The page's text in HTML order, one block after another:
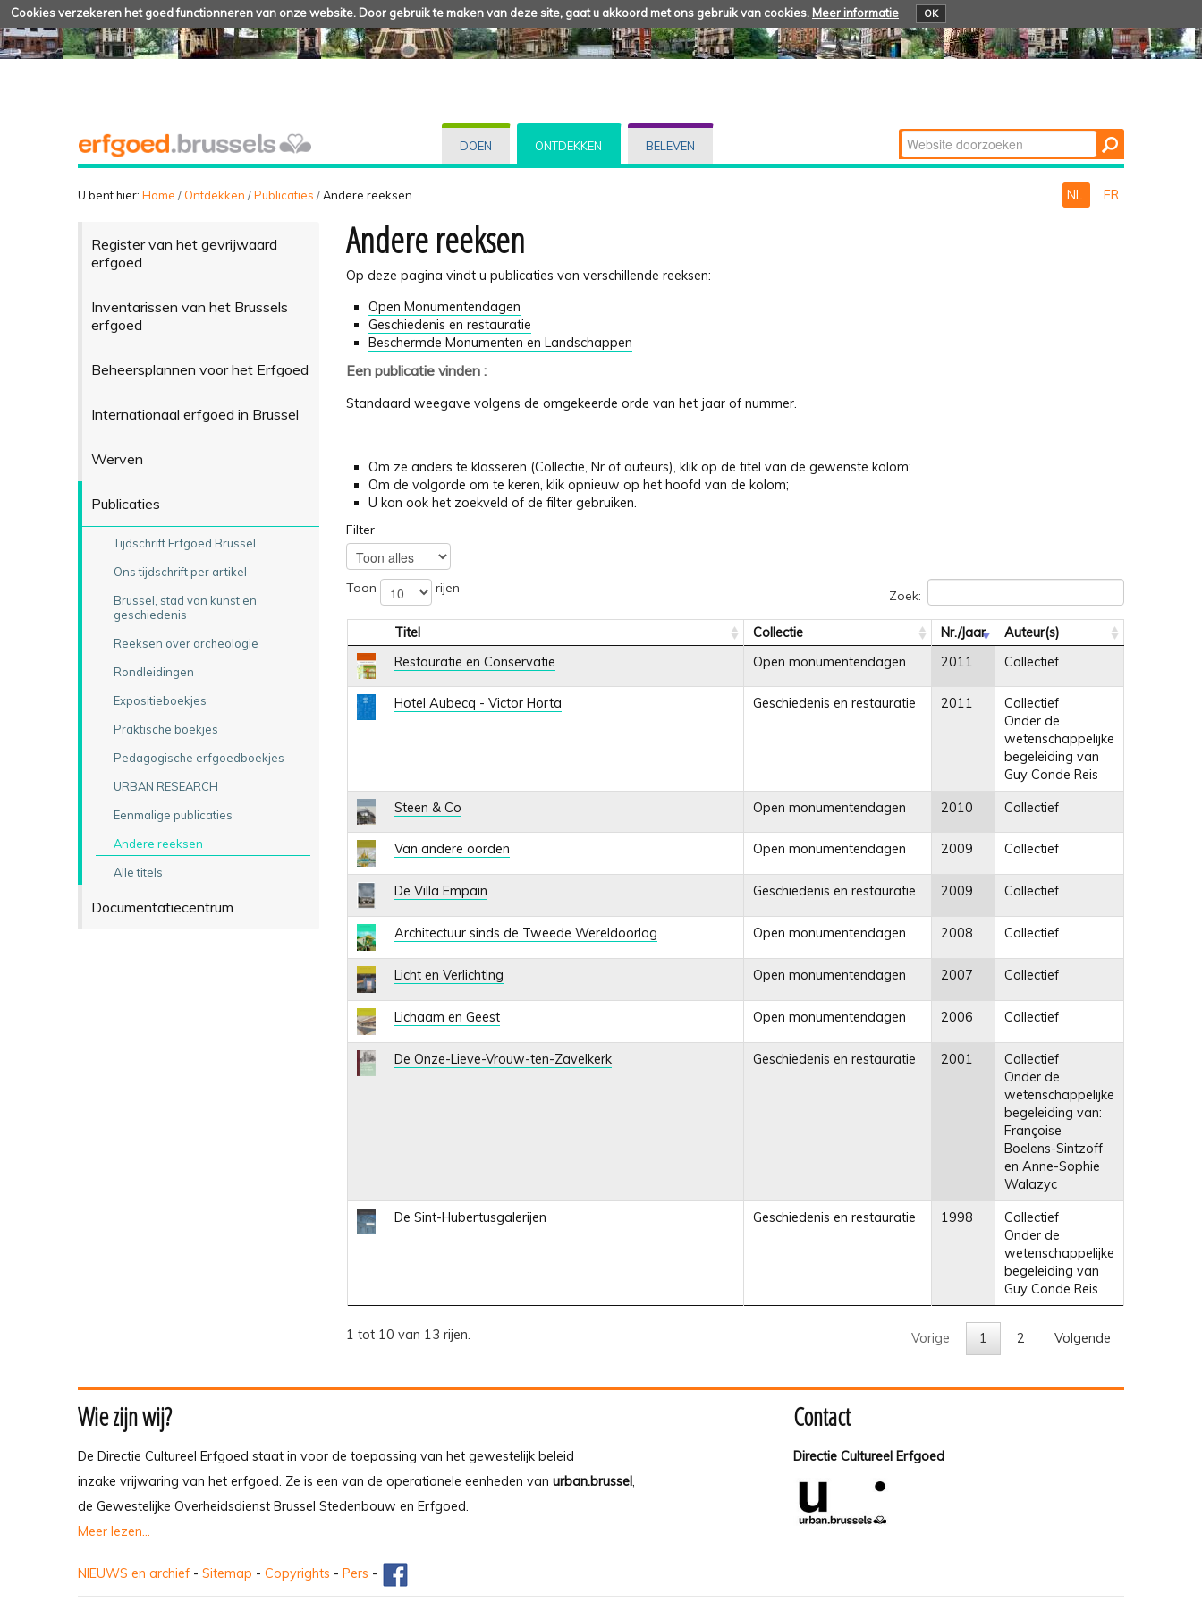
Cookies verzekeren het goed functionneren van onze website. Door gebruik te maken van deze site, gaat u akkoord met ons gebruik van cookies. Meer informatie OK
DOEN ONTDEKKEN BELEVEN Zoek
Geavanceerd
U bent hier: Home / Ontdekken /Publicaties /Andere reeksen NL FR
Register van het gevrijwaard
erfgoed
Inventarissen van het Brussels
erfgoed
Beheersplannen voor het Erfgoed
Internationaal erfgoed in Brussel
Werven
Publicaties
Tijdschrift Erfgoed Brussel
Ons tijdschrift per artikel
Brussel, stad van kunst en
geschiedenis
Reeksen over archeologie
Rondleidingen
Expositieboekjes
Praktische boekjes
Pedagogische erfgoedboekjes
URBAN RESEARCH
Eenmalige publicaties
Andere reeksen
Alle titels
Documentatiecentrum
Andere reeksen
Op deze pagina vindt u publicaties van verschillende reeksen:
Open Monumentendagen
Geschiedenis en restauratie
Beschermde Monumenten en Landschappen
Een publicatie vinden :
Standaard weegave volgens de omgekeerde orde van het jaar of nummer.
Om ze anders te klasseren (Collectie, Nr of auteurs), klik op de titel van de gewenste kolom;
Om de volgorde om te keren, klik opnieuw op het hoofd van de kolom;
U kan ook het zoekveld of de filter gebruiken.
Filter
Toon rijen Zoek:
Titel Collectie Nr./Jaar
Auteur(s)
Restauratie en Conservatie
Open monumentendagen 2011 Collectief
Hotel Aubecq - Victor Horta Geschiedenis en restauratie 2011
Collectief
Onder de
wetenschappelijke
begeleiding van
Guy Conde Reis
Steen & Co Open monumentendagen 2010 Collectief
Van andere oorden Open monumentendagen 2009 Collectief
De Villa Empain Geschiedenis en restauratie 2009 Collectief
Architectuur sinds de Tweede Wereldoorlog Open monumentendagen 2008 Collectief
Licht en Verlichting Open monumentendagen 2007 Collectief
Lichaam en Geest Open monumentendagen 2006 Collectief
De Onze-Lieve-Vrouw-ten-Zavelkerk Geschiedenis en restauratie 2001
Collectief
Onder de
wetenschappelijke
begeleiding van:
Françoise
Boelens-Sintzoff
en Anne-Sophie
Walazyc
De Sint-Hubertusgalerijen Geschiedenis en restauratie 1998
Collectief
Onder de
wetenschappelijke
begeleiding van
Guy Conde Reis
1 tot 10 van 13 rijen. Vorige 1 2 Volgende
Wie zijn wij?
De Directie Cultureel Erfgoed staat in voor de toepassing van het gewestelijk beleid
inzake vrijwaring van het erfgoed. Ze is een van de operationele eenheden van urban.brussel,
de Gewestelijke Overheidsdienst Brussel Stedenbouw en Erfgoed.
Meer lezen...
Contact
Directie Cultureel Erfgoed
NIEUWS en archief - Sitemap - Copyrights - Pers -